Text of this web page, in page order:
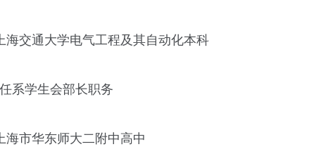
海交通大学电气工程及其自动化本科
系学生会部长职务
市华东师大二附中高中